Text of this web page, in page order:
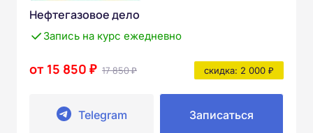
Нефтегазовое дело
Запись на курс ежедневно
от 15 850 ₽ 17 850 ₽ скидка: 2 000 ₽
Telegram Записаться